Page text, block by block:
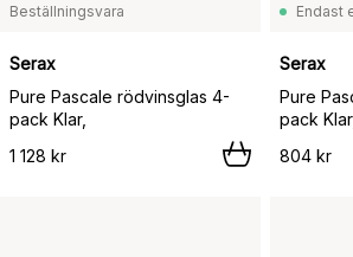
Beställningsvara
Serax
Pure Pascale rödvinsglas 4-
pack Klar,
1 128 kr
Endast
Serax
Pure
pack Klar,
804 kr